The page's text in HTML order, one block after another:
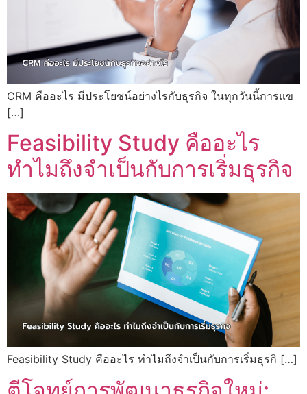
CRM คืออะไร มีประโยชน์อย่างไรกับธุรกิจ ในทุกวันนี้การแข
[…]
Feasibility Study คืออะไร
ทำไมถึงจำเป็นกับการเริ่มธุรกิจ
Feasibility Study คืออะไร ทำไมถึงจำเป็นกับการเริ่มธุรกิ […]